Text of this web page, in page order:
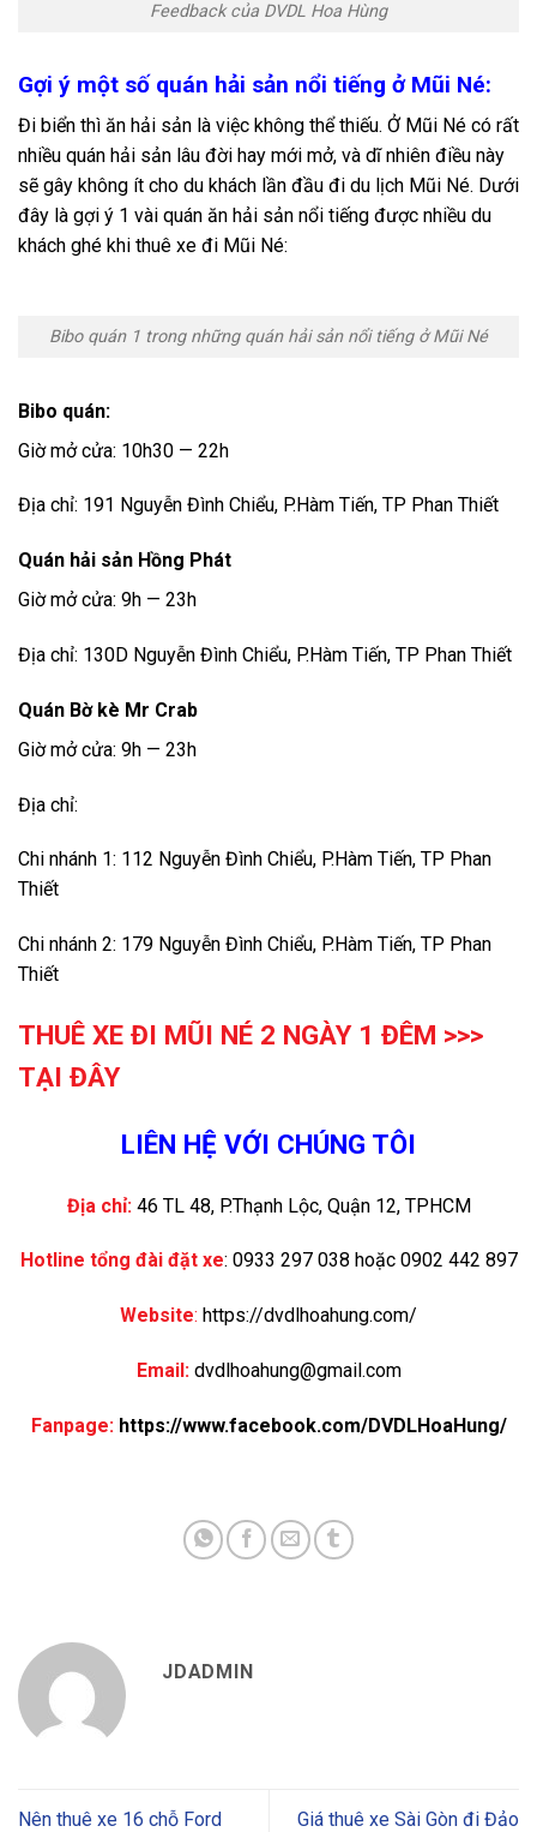
Feedback của DVDL Hoa Hùng
Gợi ý một số quán hải sản nổi tiếng ở Mũi Né:
Đi biển thì ăn hải sản là việc không thể thiếu. Ở Mũi Né có rất
nhiều quán hải sản lâu đời hay mới mở, và dĩ nhiên điều này
sẽ gây không ít cho du khách lần đầu đi du lịch Mũi Né. Dưới
đây là gợi ý 1 vài quán ăn hải sản nổi tiếng được nhiều du
khách ghé khi thuê xe đi Mũi Né:
Bibo quán 1 trong những quán hải sản nổi tiếng ở Mũi Né
Bibo quán:
Giờ mở cửa: 10h30 — 22h
Địa chỉ: 191 Nguyễn Đình Chiểu, P.Hàm Tiến, TP Phan Thiết
Quán hải sản Hồng Phát
Giờ mở cửa: 9h — 23h
Địa chỉ: 130D Nguyễn Đình Chiểu, P.Hàm Tiến, TP Phan Thiết
Quán Bờ kè Mr Crab
Giờ mở cửa: 9h — 23h
Địa chỉ:
Chi nhánh 1: 112 Nguyễn Đình Chiểu, P.Hàm Tiến, TP Phan
Thiết
Chi nhánh 2: 179 Nguyễn Đình Chiểu, P.Hàm Tiến, TP Phan
Thiết
THUÊ XE ĐI MŨI NÉ 2 NGÀY 1 ĐÊM >>>
TẠI ĐÂY
LIÊN HỆ VỚI CHÚNG TÔI
Địa chỉ:46 TL 48, P.Thạnh Lộc, Quận 12, TPHCM
Hotline tổng đài đặt xe: 0933 297 038 hoặc 0902 442 897
Website: https://dvdlhoahung.com/
Email: dvdlhoahung@gmail.com
Fanpage: https://www.facebook.com/DVDLHoaHung/
JDADMIN
Nên thuê xe 16 chỗ Ford
Giá thuê xe Sài Gòn đi Đảo